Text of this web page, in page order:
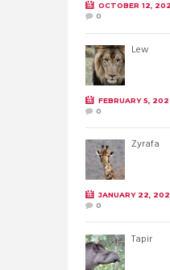
OCTOBER 12,
0
Lew
FEBRUARY 5,
0
Żyrafa
JANUARY 22,
0
Tapir